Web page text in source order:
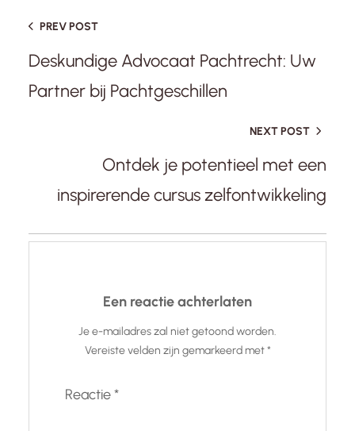
PREV POST
Deskundige Advocaat Pachtrecht: Uw
Partner bij Pachtgeschillen
NEXT POST
Ontdek je potentieel met een
inspirerende cursus zelfontwikkeling
Een reactie achterlaten
Je e-mailadres zal niet getoond worden.
Vereiste velden zijn gemarkeerd met*
Reactie*